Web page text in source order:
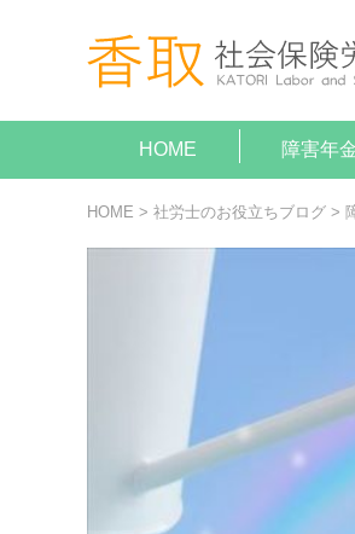
HOME 障害年
HOME > 社労士のお役立ちブログ >